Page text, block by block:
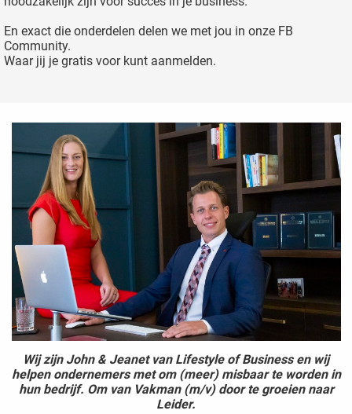
En exact die onderdelen delen we met jou in onze FB
Community.
Waar jij je gratis voor kunt aanmelden.
Wij zijn John & Jeanet van Lifestyle of Business en wij
helpen ondernemers met om (meer) misbaar te worden in
hun bedrijf. Om van Vakman (m/v) door te groeien naar
Leider.